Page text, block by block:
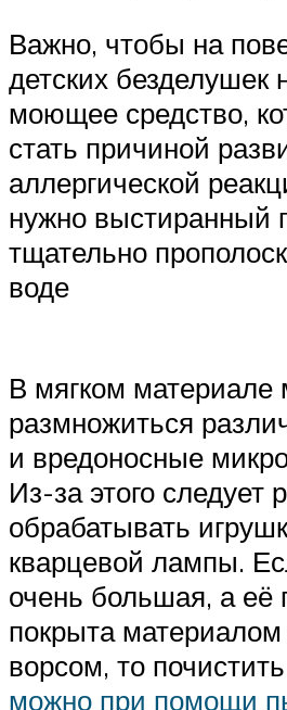
Важно, чтобы на
детских безделушек
моющее средство,
стать причиной
аллергической
нужно выстиранный
тщательно
воде
В мягком материале
размножиться
и вредоносные
Из-за этого следует
обрабатывать
кварцевой лампы.
очень большая, а её
покрыта
ворсом, то
можно при помощи